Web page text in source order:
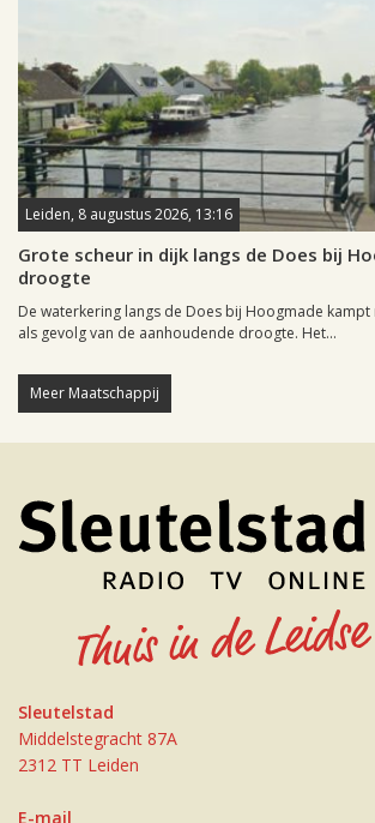
Leiden, 8 augustus 2026, 13:16
Grote scheur in dijk langs de Does bij
droogte
De waterkering langs de Does bij Hoogmade
als gevolg van de aanhoudende droogte. Het...
Meer Maatschappij
Sleutelstad
Middelstegracht 87A
2312 TT Leiden
E-mail